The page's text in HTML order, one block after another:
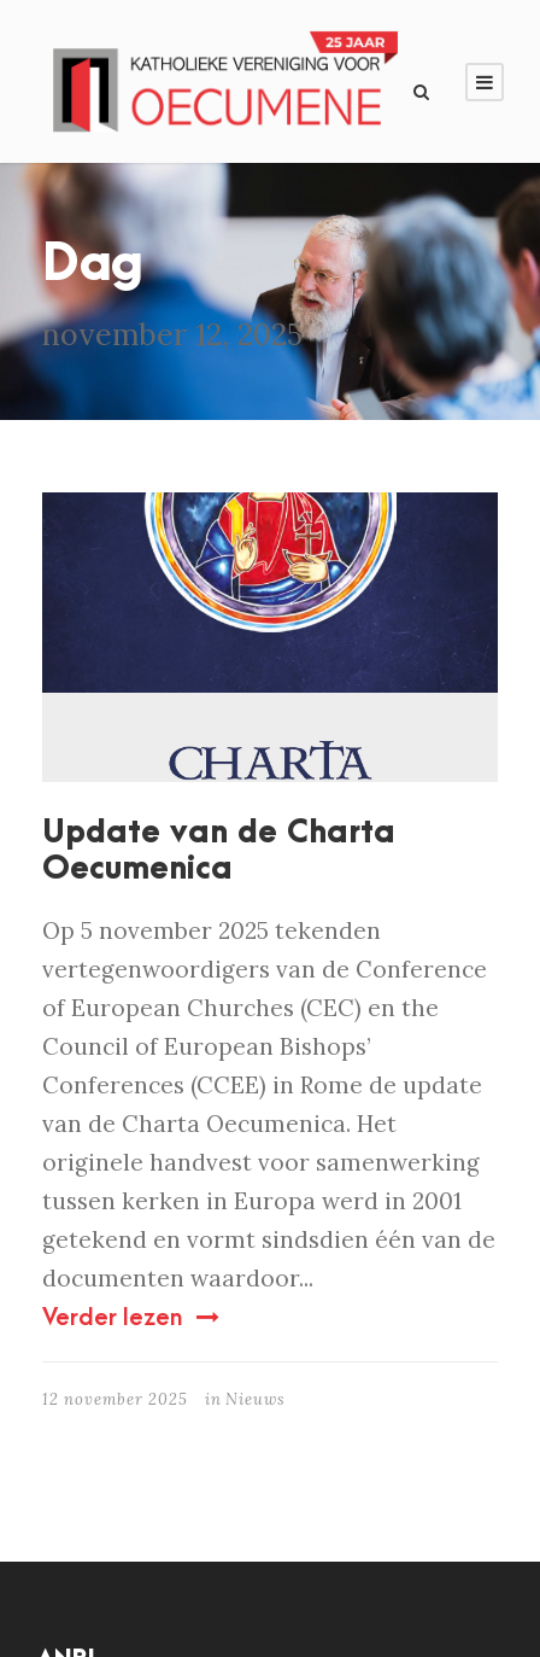
Dag
november 12, 2025
Update van de Charta
Oecumenica
Op 5 november 2025 tekenden
vertegenwoordigers van de Conference
of European Churches (CEC) en the
Council of European Bishops’
Conferences (CCEE) in Rome de update
van de Charta Oecumenica. Het
originele handvest voor samenwerking
tussen kerken in Europa werd in 2001
getekend en vormt sindsdien één van de
documenten waardoor...
Verder lezen
12 november 2025 in Nieuws